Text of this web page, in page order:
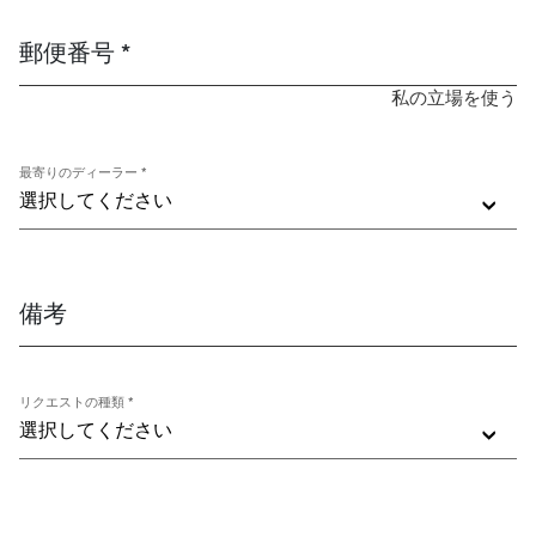
私の立場を使う
郵便番号 *
選択してください
最寄りのディーラー *
備考
選択してください
リクエストの種類 *